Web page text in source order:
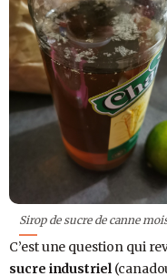
Sirop de sucre de canne
C’est une question qui
sucre industriel